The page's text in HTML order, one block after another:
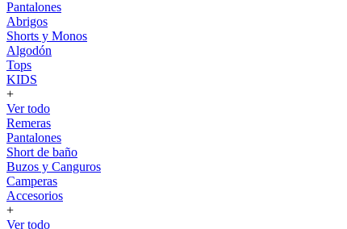
Pantalones
Abrigos
Shorts y Monos
Algodón
Tops
KIDS
+
Ver todo
Remeras
Pantalones
Short de baño
Buzos y Canguros
Camperas
Accesorios
+
Ver todo